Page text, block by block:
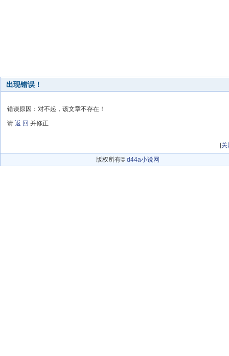
出现错误！
错误原因：对不起，该文章不存在！
请 返 回 并修正
[关
版权所有© d44a小说网